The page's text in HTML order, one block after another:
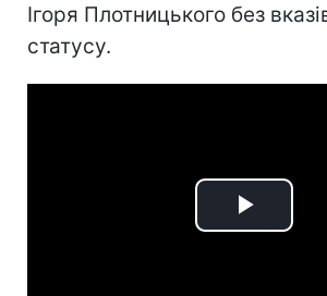
Ігоря Плотницького без
статусу.
Play